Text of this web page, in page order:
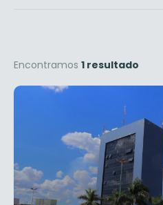
Encontramos 1 resultado